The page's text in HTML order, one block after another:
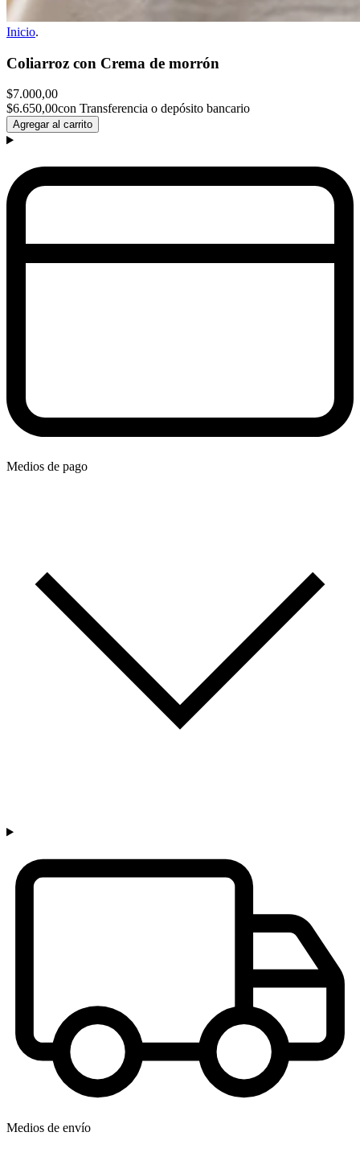
Inicio.
Coliarroz con Crema de morrón
$7.000,00
$6.650,00con Transferencia o depósito bancario
Agregar al carrito
Medios de pago
Medios de envío